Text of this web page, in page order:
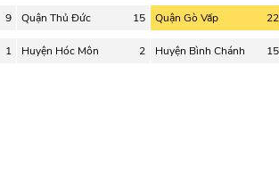
9 Quận Thủ Đức 15 Quận Gò Vấp 22
1 Huyện Hóc Môn 2 Huyện Bình Chánh 15